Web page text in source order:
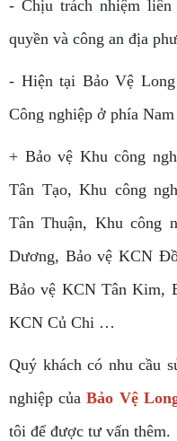
- Chịu trách nhiệm
quyền và công an địa
- Hiện tại Bảo Vệ
Công nghiệp ở phía Nam
+ Bảo vệ Khu công
Tân Tạo, Khu công
Tân Thuận, Khu công
Dương, Bảo vệ KCN
Bảo vệ KCN Tân Kim,
KCN Củ Chi …
Quý khách có nhu cầu
nghiệp củaBảo Vệ
tôi để được tư vấn thêm.